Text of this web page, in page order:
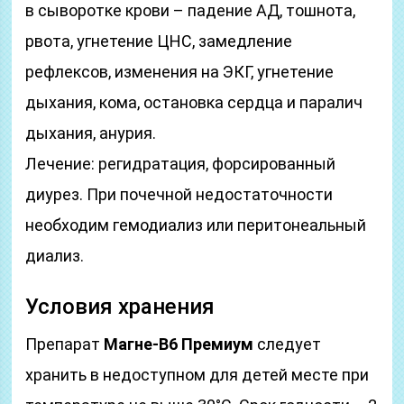
в сыворотке крови – падение АД, тошнота,
рвота, угнетение ЦНС, замедление
рефлексов, изменения на ЭКГ, угнетение
дыхания, кома, остановка сердца и паралич
дыхания, анурия.
Лечение: регидратация, форсированный
диурез. При почечной недостаточности
необходим гемодиализ или перитонеальный
диализ.
Условия хранения
Препарат Магне-В6 Премиум следует
хранить в недоступном для детей месте при